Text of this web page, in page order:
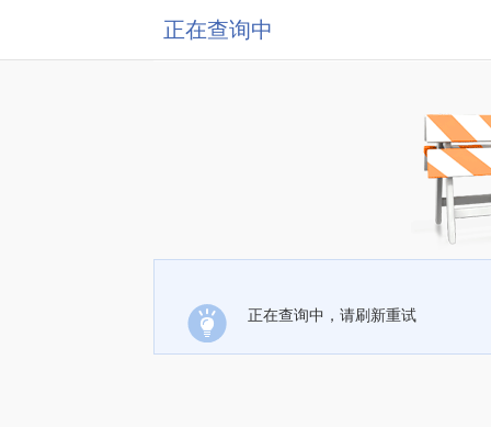
正在查询中
正在查询中，请刷新重试